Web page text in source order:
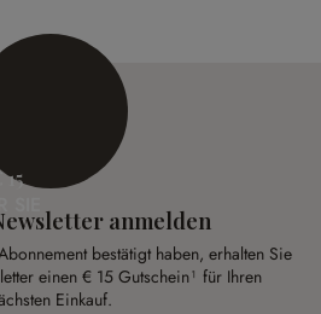
€ 15
anmelden
bestätigt haben, erhalten Sie
einen € 15 Gutschein¹ für Ihren
Einkauf.